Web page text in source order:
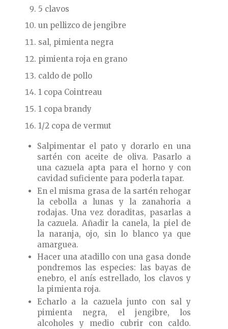
5 clavos
un pellizco de jengibre
sal, pimienta negra
pimienta roja en grano
caldo de pollo
1 copa Cointreau
1 copa brandy
1/2 copa de vermut
Salpimentar el pato y dorarlo en una
sartén con aceite de oliva. Pasarlo a
una cazuela apta para el horno y con
cavidad suficiente para poderla tapar.
En el misma grasa de la sartén rehogar
la cebolla a lunas y la zanahoria a
rodajas. Una vez doraditas, pasarlas a
la cazuela. Añadir la canela, la piel de
la naranja, ojo, sin lo blanco ya que
amarguea.
Hacer una atadillo con una gasa donde
pondremos las especies: las bayas de
enebro, el anís estrellado, los clavos y
la pimienta roja.
Echarlo a la cazuela junto con sal y
pimienta negra, el jengibre, los
alcoholes y medio cubrir con caldo.